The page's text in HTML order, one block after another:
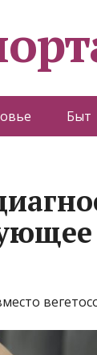
Быт